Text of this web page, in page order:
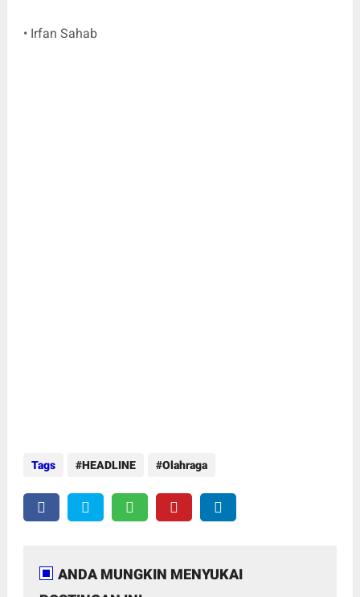
• Irfan Sahab
Tags HEADLINE Olahraga
ANDA MUNGKIN MENYUKAI